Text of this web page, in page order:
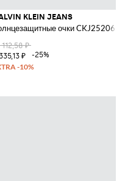
черепахового ацетата
KLEIN JEANS
очки CKJ25206S
112,58 ₽
₽
-25%